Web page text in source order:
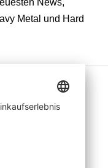
News,
Metal und Hard